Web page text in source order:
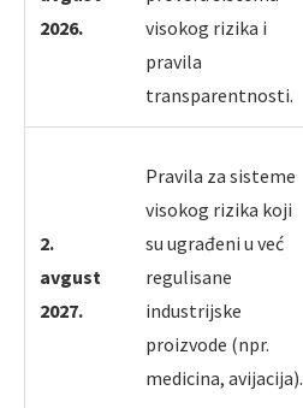
2026.
visokog rizika i
pravila
transparentnosti.
2.
avgust
2027.
Pravila za sisteme
visokog rizika koji
su ugrađeni u već
regulisane
industrijske
proizvode (npr.
medicina, avijacija).